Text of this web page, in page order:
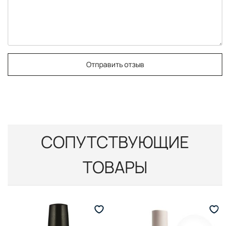
Отправить отзыв
СОПУТСТВУЮЩИЕ
ТОВАРЫ